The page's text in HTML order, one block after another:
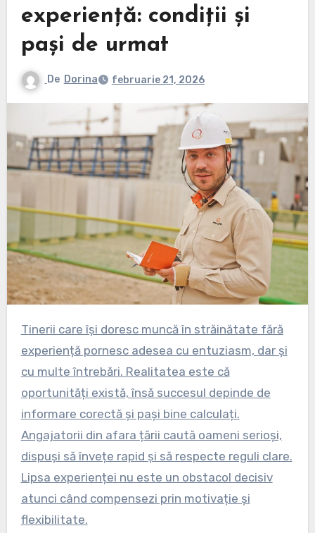
experiență: condiții și
pași de urmat
De Dorina februarie 21, 2026
Tinerii care își doresc muncă în străinătate fără
experiență pornesc adesea cu entuziasm, dar și
cu multe întrebări. Realitatea este că
oportunități există, însă succesul depinde de
informare corectă și pași bine calculați.
Angajatorii din afara țării caută oameni serioși,
dispuși să învețe rapid și să respecte reguli clare.
Lipsa experienței nu este un obstacol decisiv
atunci când compensezi prin motivație și
flexibilitate.